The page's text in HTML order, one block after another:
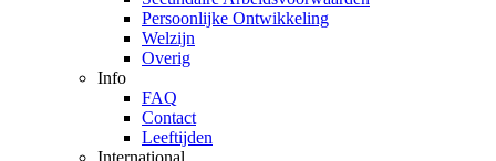
Persoonlijke Ontwikkeling
Welzijn
Overig
Info
FAQ
Contact
Leeftijden
International